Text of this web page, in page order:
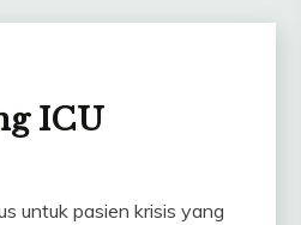
ICU
untuk pasien krisis yang